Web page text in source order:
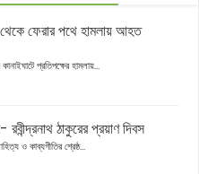
ফেরার পথে হামলায় আহত
প্রতিপক্ষের হামলায়...
ঠাকুরের প্রয়াণ দিবস
ও কাব্যগীতির শ্রেষ্ঠ...